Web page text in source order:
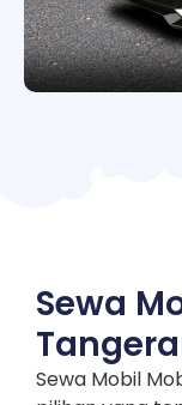
Sewa
Sewa Mobil